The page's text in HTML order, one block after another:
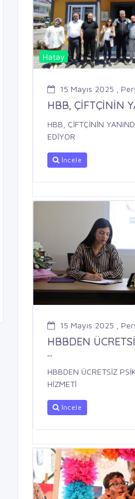
Hatay
15 Mayıs 2025 ,
HBB, ÇİFTÇİNİN
HBB, ÇİFTÇİNİN
EDİYOR
İncele
15 Mayıs 2025 ,
HBBDEN
...
HBBDEN ÜCRETSİZ
HİZMETİ
İncele